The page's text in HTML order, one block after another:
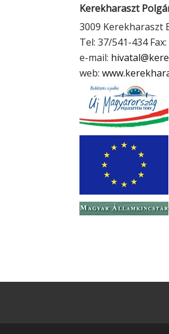
Kerekharaszt
3009 Kerekharaszt
Tel: 37/541-434
e-mail:
web: